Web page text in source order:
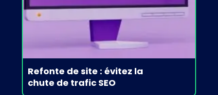
Refonte de site : évitez la
chute de trafic SEO